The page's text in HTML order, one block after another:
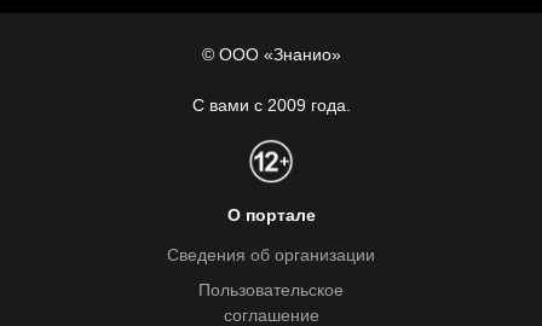
© ООО «Знанио»
С вами с 2009 года.
О портале
Сведения об организации
Пользовательское
соглашение